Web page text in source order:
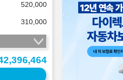
520,000
310,000